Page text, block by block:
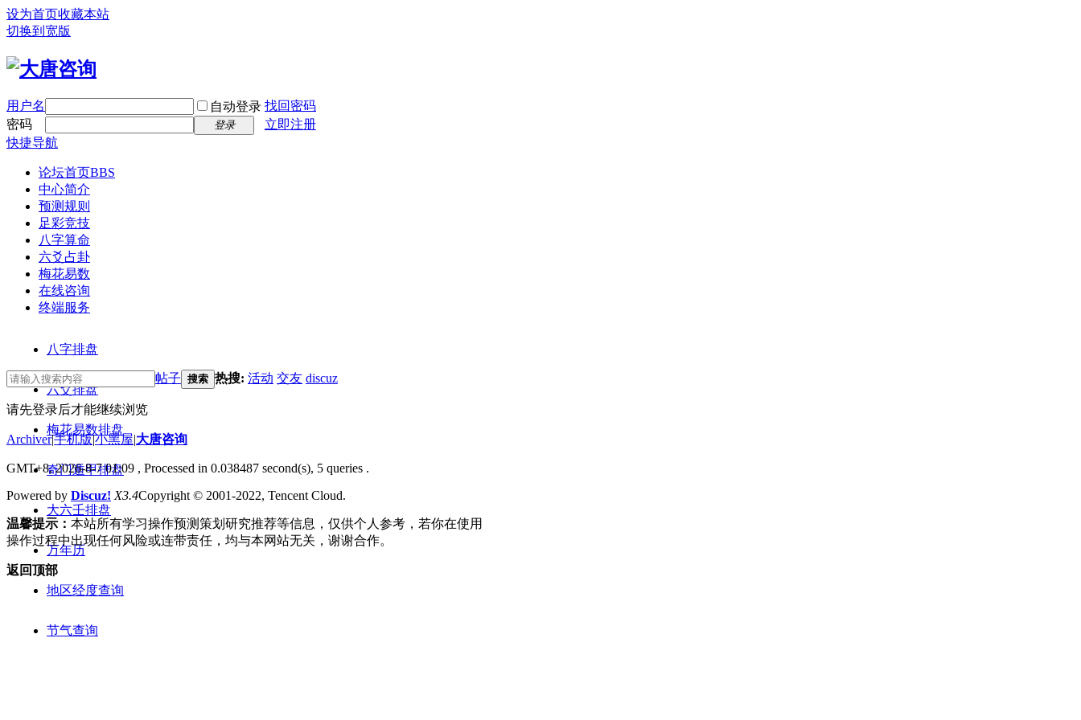
设为首页收藏本站
切换到宽版
用户名 自动登录 找回密码
密码
登录
立即注册
快捷导航
论坛首页BBS
中心简介
预测规则
足彩竞技
八字算命
六爻占卦
梅花易数
在线咨询
终端服务
八字排盘
六爻排盘
梅花易数排盘
奇门遁甲排盘
大六壬排盘
万年历
地区经度查询
节气查询
帖子 搜索 热搜: 活动 交友 discuz
请先登录后才能继续浏览
Archiver|手机版|小黑屋|大唐咨询
GMT+8, 2026-8-7 01:09 , Processed in 0.038487 second(s), 5 queries .
Powered by Discuz! X3.4Copyright © 2001-2022, Tencent Cloud.
温馨提示： 本站所有学习操作预测策划研究推荐等信息，仅供个人参考，若你在使用
操作过程中出现任何风险或连带责任，均与本网站无关，谢谢合作。
返回顶部